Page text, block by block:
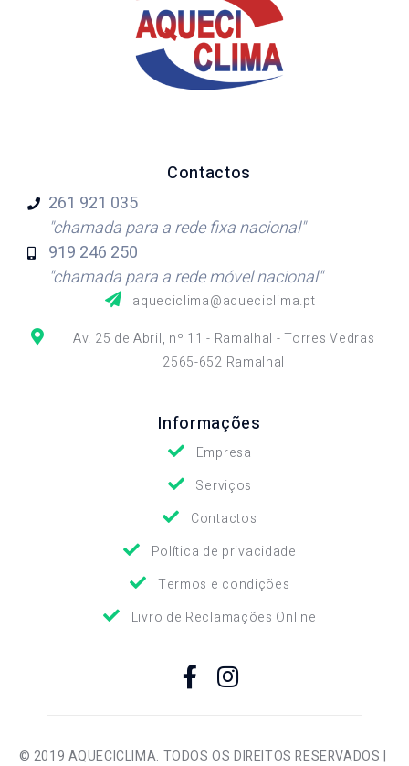
Contactos
261 921 035
"chamada para a rede fixa nacional"
919 246 250
"chamada para a rede móvel nacional"
aqueciclima@aqueciclima.pt
Av. 25 de Abril, nº 11 - Ramalhal - Torres Vedras
2565-652 Ramalhal
Informações
Empresa
Serviços
Contactos
Política de privacidade
Termos e condições
Livro de Reclamações Online
© 2019 AQUECICLIMA. TODOS OS DIREITOS RESERVADOS |